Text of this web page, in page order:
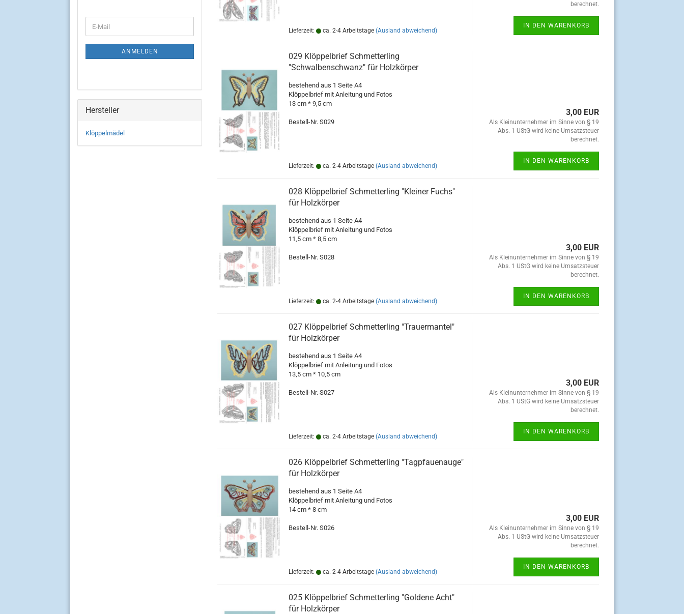
Lieferzeit: ca. 2-4 Arbeitstage (Ausland abweichend)
berechnet.
IN DEN WARENKORB
029 Klöppelbrief Schmetterling
"Schwalbenschwanz" für Holzkörper
bestehend aus 1 Seite A4
Klöppelbrief mit Anleitung und Fotos
13 cm * 9,5 cm
Bestell-Nr. S029
Lieferzeit: ca. 2-4 Arbeitstage (Ausland abweichend)
3,00 EUR
Als Kleinunternehmer im Sinne von § 19
Abs. 1 UStG wird keine Umsatzsteuer
berechnet.
IN DEN WARENKORB
028 Klöppelbrief Schmetterling "Kleiner Fuchs"
für Holzkörper
bestehend aus 1 Seite A4
Klöppelbrief mit Anleitung und Fotos
11,5 cm * 8,5 cm
Bestell-Nr. S028
Lieferzeit: ca. 2-4 Arbeitstage (Ausland abweichend)
3,00 EUR
Als Kleinunternehmer im Sinne von § 19
Abs. 1 UStG wird keine Umsatzsteuer
berechnet.
IN DEN WARENKORB
027 Klöppelbrief Schmetterling "Trauermantel"
für Holzkörper
bestehend aus 1 Seite A4
Klöppelbrief mit Anleitung und Fotos
13,5 cm * 10,5 cm
Bestell-Nr. S027
Lieferzeit: ca. 2-4 Arbeitstage (Ausland abweichend)
3,00 EUR
Als Kleinunternehmer im Sinne von § 19
Abs. 1 UStG wird keine Umsatzsteuer
berechnet.
IN DEN WARENKORB
026 Klöppelbrief Schmetterling "Tagpfauenauge"
für Holzkörper
bestehend aus 1 Seite A4
Klöppelbrief mit Anleitung und Fotos
14 cm * 8 cm
Bestell-Nr. S026
Lieferzeit: ca. 2-4 Arbeitstage (Ausland abweichend)
3,00 EUR
Als Kleinunternehmer im Sinne von § 19
Abs. 1 UStG wird keine Umsatzsteuer
berechnet.
IN DEN WARENKORB
025 Klöppelbrief Schmetterling "Goldene Acht"
für Holzkörper
ZUR
ANMELDUNG
E-
Mail
ANMELDEN
Hersteller
Klöppelmädel